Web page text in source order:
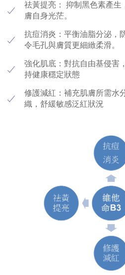
祛黃提亮： 抑制黑色素產
膚自身光茫。
抗痘消炎：平衡油脂分泌，
令毛孔與膚質更細緻柔滑。
強化肌底：對抗自由基侵害
持健康穩定狀態
修護減紅：補充肌膚所需水
織，舒緩敏感泛紅狀況